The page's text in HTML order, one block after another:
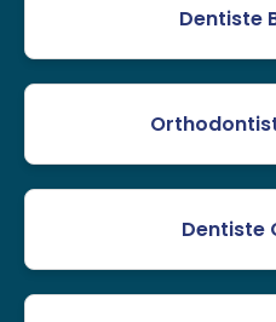
Dentiste
Dentiste